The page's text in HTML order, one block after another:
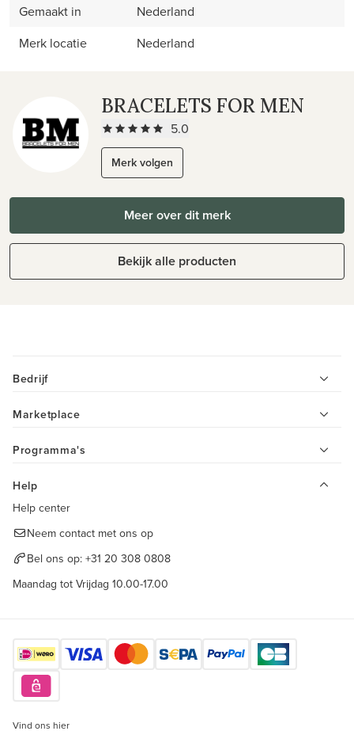
Gemaakt in
Nederland
Merk locatie
Nederland
BRACELETS FOR MEN
5.0
Merk volgen
Meer over dit merk
Bekijk alle producten
Bedrijf
Marketplace
Programma's
Help
Help center
Neem contact met ons op
Bel ons op: +31 20 308 0808
Maandag tot Vrijdag 10.00-17.00
Vind ons hier